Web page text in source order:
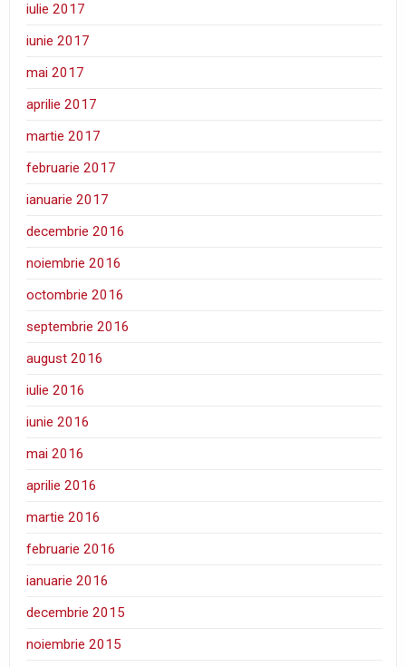
iulie 2017
iunie 2017
mai 2017
aprilie 2017
martie 2017
februarie 2017
ianuarie 2017
decembrie 2016
noiembrie 2016
octombrie 2016
septembrie 2016
august 2016
iulie 2016
iunie 2016
mai 2016
aprilie 2016
martie 2016
februarie 2016
ianuarie 2016
decembrie 2015
noiembrie 2015